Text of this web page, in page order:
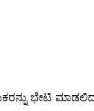
ಭೇಟಿ